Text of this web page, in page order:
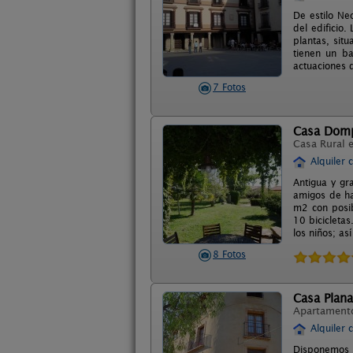
7 Fotos
De estilo
del edificio.
plantas,
tienen un
actuaciones
8 Fotos
Casa
Casa Rural
Alquiler
Antigua y
amigos de
m2 con
10
los niños;
Casa Plana
Alquiler